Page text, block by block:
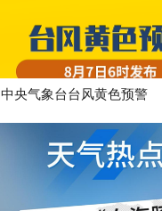
​中央气象台台风黄色预警